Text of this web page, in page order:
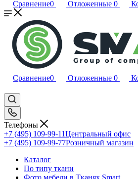
Сравнение0 Отложенные 0
Сравнение0 Отложенные 0
Телефоны
+7 (495) 109-99-11Центральный офис
+7 (495) 109-99-77Розничный магазин
Каталог
По типу ткани
Фото мебели в Тканях Smart